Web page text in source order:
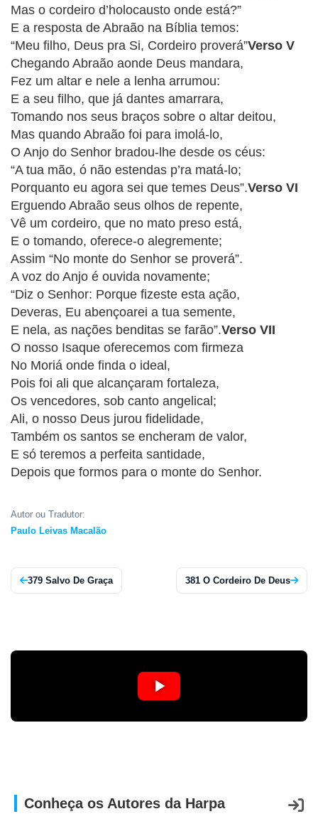
Mas o cordeiro d’holocausto onde está?”
E a resposta de Abraão na Bíblia temos:
“Meu filho, Deus pra Si, Cordeiro proverá”Verso V
Chegando Abraão aonde Deus mandara,
Fez um altar e nele a lenha arrumou:
E a seu filho, que já dantes amarrara,
Tomando nos seus braços sobre o altar deitou,
Mas quando Abraão foi para imolá-lo,
O Anjo do Senhor bradou-lhe desde os céus:
“A tua mão, ó não estendas p’ra matá-lo;
Porquanto eu agora sei que temes Deus”.Verso VI
Erguendo Abraão seus olhos de repente,
Vê um cordeiro, que no mato preso está,
E o tomando, oferece-o alegremente;
Assim “No monte do Senhor se proverá”.
A voz do Anjo é ouvida novamente;
“Diz o Senhor: Porque fizeste esta ação,
Deveras, Eu abençoarei a tua semente,
E nela, as nações benditas se farão”.Verso VII
O nosso Isaque oferecemos com firmeza
No Moriá onde finda o ideal,
Pois foi ali que alcançaram fortaleza,
Os vencedores, sob canto angelical;
Ali, o nosso Deus jurou fidelidade,
Também os santos se encheram de valor,
E só teremos a perfeita santidade,
Depois que formos para o monte do Senhor.
Autor ou Tradutor:
Paulo Leivas Macalão
379 Salvo De Graça 381 O Cordeiro De Deus
Conheça os Autores da Harpa